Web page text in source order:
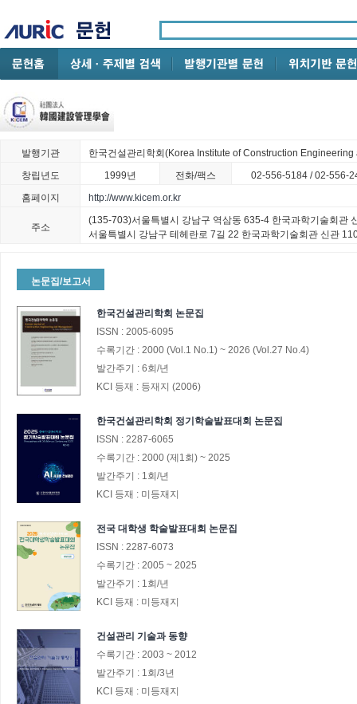
발행기관
한국건설관리학회(Korea Institute of Construction
창립년도
1999년 전화/팩스
02-556-5184 / 02-556-
홈페이지
http://www.kicem.or.kr
주소
(135-703)서울특별시 강남구 역삼동 635-4 한국과학기술회관
서울특별시 강남구 테헤란로 7길 22 한국과학기술회관 신관
논문집/보고서
한국건설관리학회 논문집
ISSN : 2005-6095
수록기간 : 2000 (Vol.1 No.1) ~ 2026 (Vol.27 No.4)
발간주기 : 6회/년
KCI 등재 : 등재지 (2006)
한국건설관리학회 정기학술발표대회 논문집
ISSN : 2287-6065
수록기간 : 2000 (제1회) ~ 2025
발간주기 : 1회/년
KCI 등재 : 미등재지
전국 대학생 학술발표대회 논문집
ISSN : 2287-6073
수록기간 : 2005 ~ 2025
발간주기 : 1회/년
KCI 등재 : 미등재지
건설관리 기술과 동향
수록기간 : 2003 ~ 2012
발간주기 : 1회/3년
KCI 등재 : 미등재지